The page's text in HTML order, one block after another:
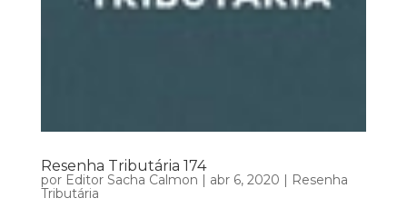
Resenha Tributária 174
por Editor Sacha Calmon abr 6, 2020
Resenha
Tributária